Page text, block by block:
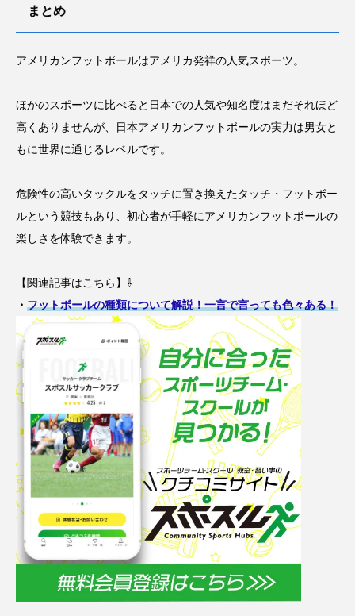
まとめ
アメリカンフットボールはアメリカ発祥の人気スポーツ。
ほかのスポーツに比べると日本での人気や知名度はまだそれほど
高くありませんが、日本アメリカンフットボールの実力は男女と
もに世界に通じるレベルです。
危険性の高いタックルをタッチに置き換えたタッチ・フットボー
ルという競技もあり、初心者が手軽にアメリカンフットボールの
楽しさを体験できます。
【関連記事はこちら】⇩
・ フットボールの種類について解説！一言で言っても色々ある！